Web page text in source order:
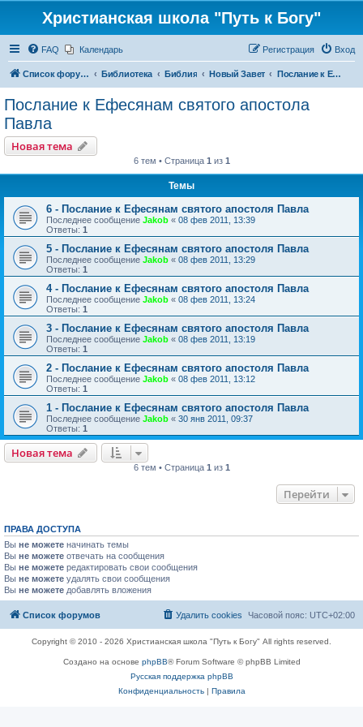
Христианская школа "Путь к Богу"
FAQ Календарь Вход
Регистрация
Список форумов Библиотека Библия Новый Завет Послание к Ефесянам святого апостола Павла
Послание к Ефесянам святого апостола
Павла
Новая тема
6 тем • Страница 1 из 1
Темы
6 - Послание к Ефесянам святого апостоля Павла
Последнее сообщение Jakob « 08 фев 2011, 13:39
Ответы: 1
5 - Послание к Ефесянам святого апостоля Павла
Последнее сообщение Jakob « 08 фев 2011, 13:29
Ответы: 1
4 - Послание к Ефесянам святого апостоля Павла
Последнее сообщение Jakob « 08 фев 2011, 13:24
Ответы: 1
3 - Послание к Ефесянам святого апостоля Павла
Последнее сообщение Jakob « 08 фев 2011, 13:19
Ответы: 1
2 - Послание к Ефесянам святого апостоля Павла
Последнее сообщение Jakob « 08 фев 2011, 13:12
Ответы: 1
1 - Послание к Ефесянам святого апостоля Павла
Последнее сообщение Jakob « 30 янв 2011, 09:37
Ответы: 1
Новая тема
6 тем • Страница 1 из 1
Перейти
ПРАВА ДОСТУПА
Вы не можете начинать темы
Вы не можете отвечать на сообщения
Вы не можете редактировать свои сообщения
Вы не можете удалять свои сообщения
Вы не можете добавлять вложения
Список форумов Часовой пояс: UTC+02:00
Удалить cookies
Copyright © 2010 - 2026 Христианская школа "Путь к Богу" All rights reserved.
Создано на основе phpBB® Forum Software © phpBB Limited
Русская поддержка phpBB
Конфиденциальность| Правила